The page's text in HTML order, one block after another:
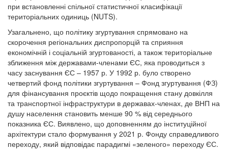
при встановленні спільної статистичної класифікації
територіальних одиниць (NUTS).
Узагальнено, що політику згуртування спрямовано на
скорочення регіональних диспропорцій та сприяння
економічній і соціальній згуртованості, а також територіальне
зближення між державами-членами ЄС, яка проводиться з
часу заснування ЄС – 1957 р. У 1992 р. було створено
четвертий фонд політики згуртування – Фонд згуртування (ФЗ)
для фінансування проєктів щодо покращення стану довкілля
та транспортної інфраструктури в державах-членах, де ВНП на
душу населення становить менше 90 % від середнього
показника ЄС. Виявлено, що доповненням до інституційної
архітектури стало формування у 2021 р. Фонду справедливого
переходу, який відповідає парадигмі «зеленого» переходу ЄС.